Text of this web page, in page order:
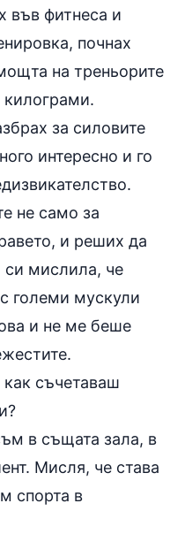
във фитнеса и
почнах
на треньорите
килограми.
за силовите
интересно и го
не само за
и реших да
мислила, че
големи мускули
и не ме беше
съчетаваш
в същата зала, в
Мисля, че става
спорта в